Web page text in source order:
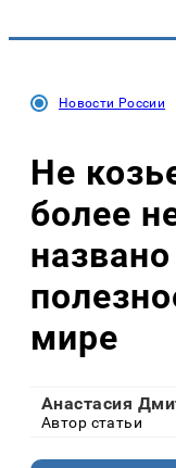
Новости России
Не
более
мире
Анастасия
Автор статьи